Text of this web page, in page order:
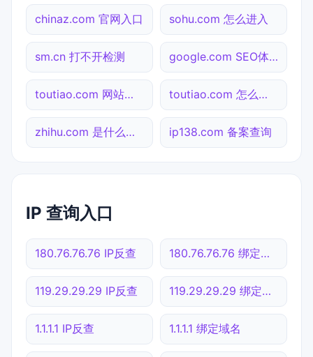
chinaz.com 官网入口 sohu.com 怎么进入
sm.cn 打不开检测 google.com SEO体检
toutiao.com 网站状态 toutiao.com 怎么进入
zhihu.com 是什么网站 ip138.com 备案查询
IP 查询入口
180.76.76.76 IP反查 180.76.76.76 绑定域名
119.29.29.29 IP反查 119.29.29.29 绑定域名
1.1.1.1 IP反查 1.1.1.1 绑定域名